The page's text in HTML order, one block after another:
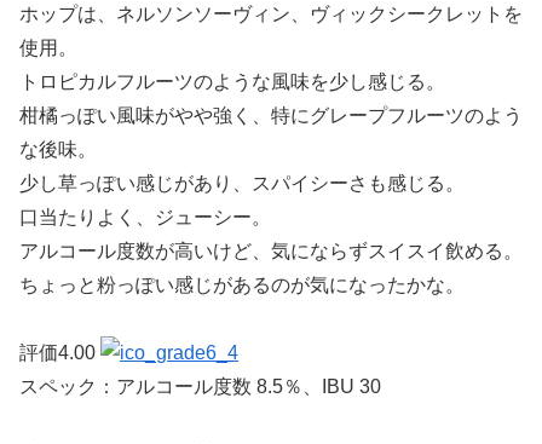
ホップは、ネルソンソーヴィン、ヴィックシークレットを
使用。
トロピカルフルーツのような風味を少し感じる。
柑橘っぽい風味がやや強く、特にグレープフルーツのよう
な後味。
少し草っぽい感じがあり、スパイシーさも感じる。
口当たりよく、ジューシー。
アルコール度数が高いけど、気にならずスイスイ飲める。
ちょっと粉っぽい感じがあるのが気になったかな。
評価4.00
スペック：アルコール度数 8.5％、IBU 30